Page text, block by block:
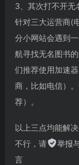
3、其次打不开无
针对三大运营商(
分小网站会遇到
航寻找无名图书
们推荐使用加速
商，比如电信）
荐）。
以上三点均能解
不行，请
举报
言